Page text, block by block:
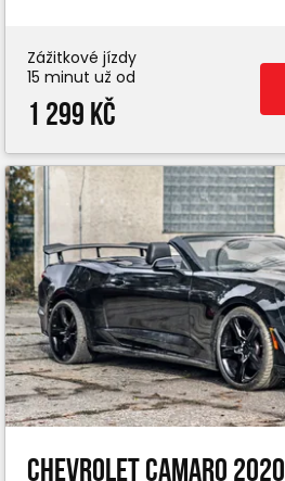
Zážitkové jízdy
15 minut už od
1 299 Kč
Chevrolet Camaro 2020